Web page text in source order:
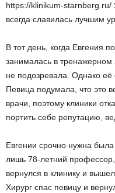
https://klinikum-
всегда славилась лучшим
В тот день, когда Евгения
занималась в
не подозревала. Однако её
Певица подумала, что это
врачи, поэтому клиники
портить себе репутацию,
Евгении срочно нужна
лишь 78-летний
вернулся в клинику и
Хирург спас певицу и